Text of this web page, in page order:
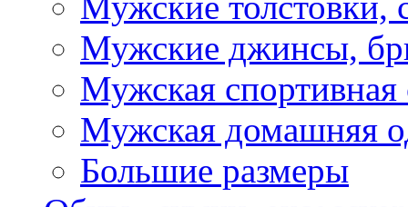
Мужские джинсы,
Мужская спортивная
Мужская домашняя
Большие размеры